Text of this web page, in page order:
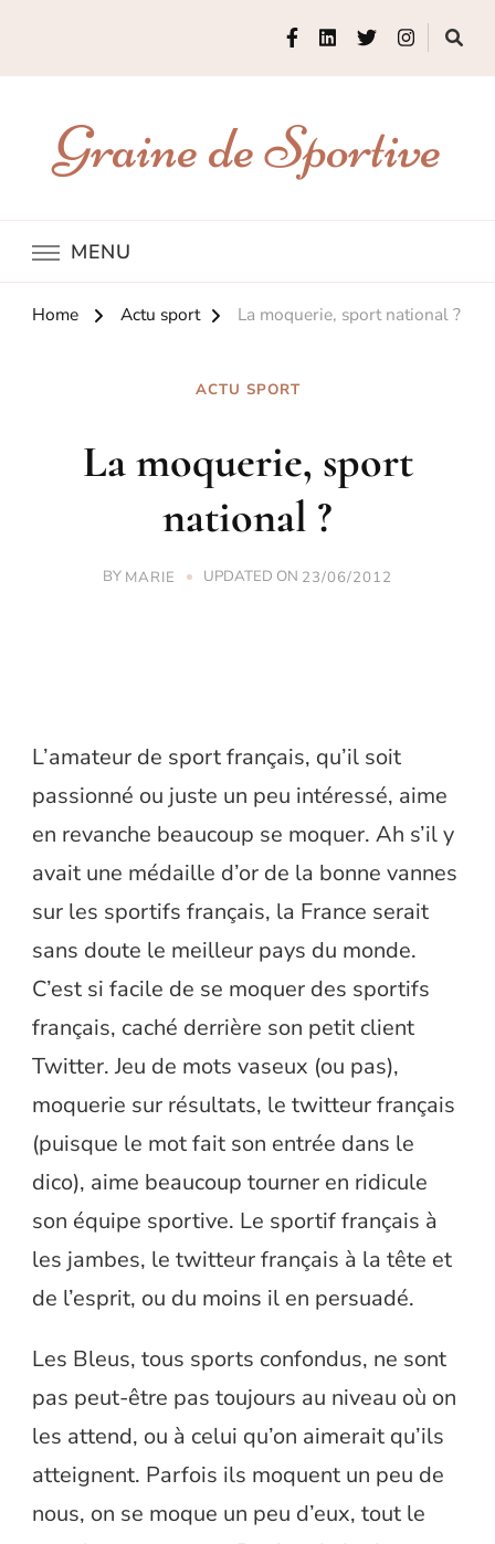
Graine de Sportive
MENU
Home Actu sport La moquerie, sport national ?
ACTU SPORT
La moquerie, sport
national ?
BY MARIE UPDATED ON 23/06/2012
L’amateur de sport français, qu’il soit
passionné ou juste un peu intéressé, aime
en revanche beaucoup se moquer. Ah s’il y
avait une médaille d’or de la bonne vannes
sur les sportifs français, la France serait
sans doute le meilleur pays du monde.
C’est si facile de se moquer des sportifs
français, caché derrière son petit client
Twitter. Jeu de mots vaseux (ou pas),
moquerie sur résultats, le twitteur français
(puisque le mot fait son entrée dans le
dico), aime beaucoup tourner en ridicule
son équipe sportive. Le sportif français à
les jambes, le twitteur français à la tête et
de l’esprit, ou du moins il en persuadé.
Les Bleus, tous sports confondus, ne sont
pas peut-être pas toujours au niveau où on
les attend, ou à celui qu’on aimerait qu’ils
atteignent. Parfois ils moquent un peu de
nous, on se moque un peu d’eux, tout le